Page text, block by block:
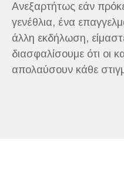
Ανεξαρτήτως εάν
γενέθλια, ένα
άλλη εκδήλωση,
διασφαλίσουμε ότι οι
απολαύσουν κάθε